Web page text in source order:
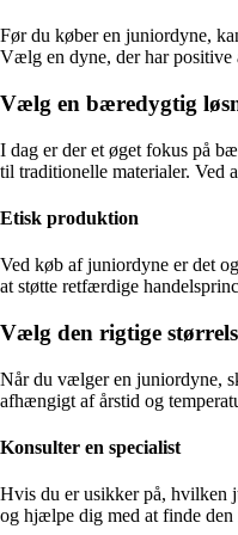
Før du køber en juniordyne,
Vælg en dyne, der har positive
Vælg en bæredygtig
I dag er der et øget fokus på
til traditionelle materialer. Ved
Etisk produktion
Ved køb af juniordyne er det
at støtte retfærdige
Vælg den rigtige
Når du vælger en juniordyne,
afhængigt af årstid og
Konsulter en specialist
Hvis du er usikker på, hvilken
og hjælpe dig med at finde